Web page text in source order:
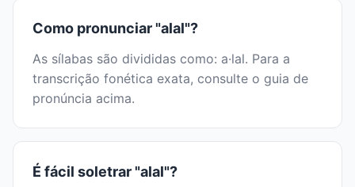
Como pronunciar "alal"?
As sílabas são divididas como: a·lal. Para a
transcrição fonética exata, consulte o guia de
pronúncia acima.
É fácil soletrar "alal"?